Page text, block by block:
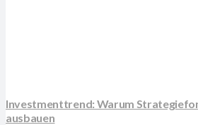
Investmenttrend: Warum
ausbauen